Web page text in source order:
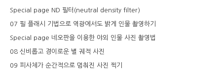
Special page ND 필터(neutral density filter)
07 필 플래시 기법으로 역광에서도 밝게 인물 촬영하기
Special page 네오판을 이용한 야외 인물 사진 촬영법
08 신비롭고 경이로운 별 궤적 사진
09 피사체가 순간적으로 멈춰진 사진 찍기